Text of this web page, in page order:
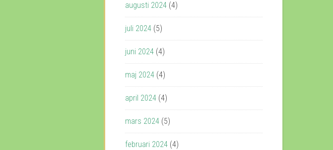
augusti 2024 (4)
juli 2024 (5)
juni 2024 (4)
maj 2024 (4)
april 2024 (4)
mars 2024 (5)
februari 2024 (4)